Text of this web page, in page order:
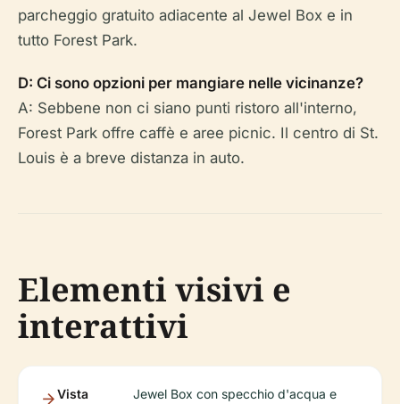
parcheggio gratuito adiacente al Jewel Box e in
tutto Forest Park.
D: Ci sono opzioni per mangiare nelle vicinanze?
A: Sebbene non ci siano punti ristoro all'interno,
Forest Park offre caffè e aree picnic. Il centro di St.
Louis è a breve distanza in auto.
Elementi visivi e
interattivi
Vista
Jewel Box con specchio d'acqua e